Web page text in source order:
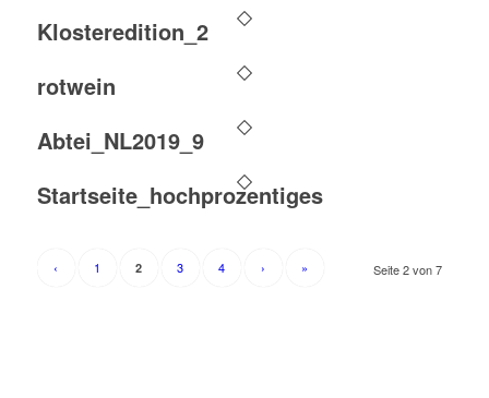
Klosteredition_2
rotwein
Abtei_NL2019_9
Startseite_hochprozentiges
Seite 2 von 7
‹ 1 2 3 4 › »